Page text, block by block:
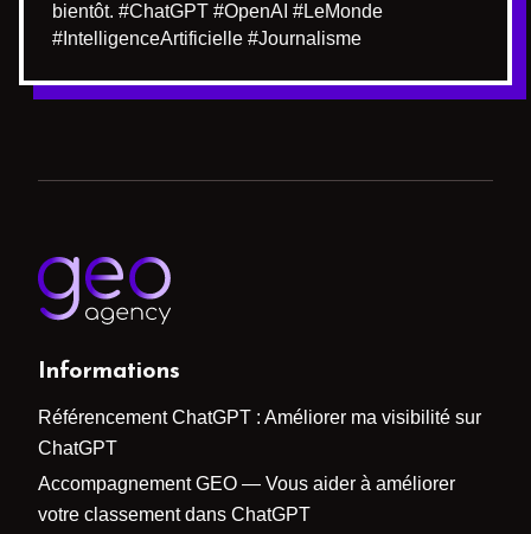
bientôt. #ChatGPT #OpenAI #LeMonde
#IntelligenceArtificielle #Journalisme
Informations
Référencement ChatGPT : Améliorer ma visibilité sur
ChatGPT
Accompagnement GEO — Vous aider à améliorer
votre classement dans ChatGPT